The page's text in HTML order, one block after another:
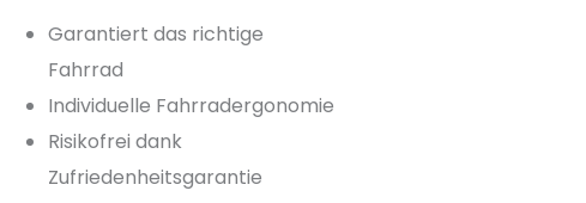
Garantiert das richtige
Fahrrad
Individuelle Fahrradergonomie
Risikofrei dank
Zufriedenheitsgarantie